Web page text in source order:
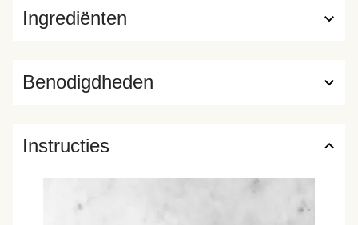
Ingrediënten
Benodigdheden
Instructies